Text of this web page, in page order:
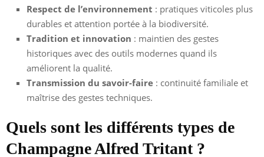
Respect de l’environnement : pratiques viticoles plus
durables et attention portée à la biodiversité.
Tradition et innovation : maintien des gestes
historiques avec des outils modernes quand ils
améliorent la qualité.
Transmission du savoir-faire : continuité familiale et
maîtrise des gestes techniques.
Quels sont les différents types de
Champagne Alfred Tritant ?